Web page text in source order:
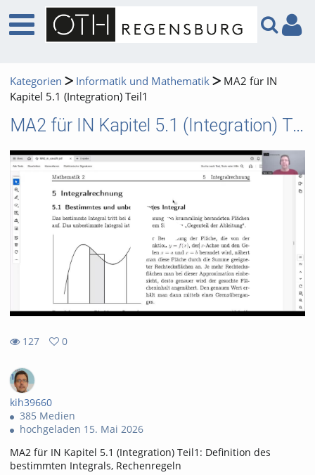
Kategorien Informatik und Mathematik
MA2 für IN
Kapitel 5.1 (Integration) Teil1
MA2 für IN Kapitel 5.1 (Integration) Teil1
127
views
0
favorites
kih39660
385 Medien
hochgeladen 15. Mai 2026
MA2 für IN Kapitel 5.1 (Integration) Teil1: Definition des
bestimmten Integrals, Rechenregeln